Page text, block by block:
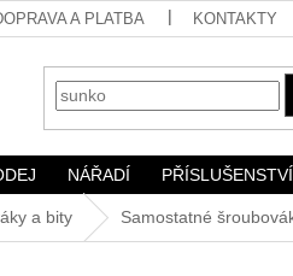
A PLATBA KONTAKTY
NÁŘADÍ PŘÍSLUŠENSTVÍ
a bity Samostatné